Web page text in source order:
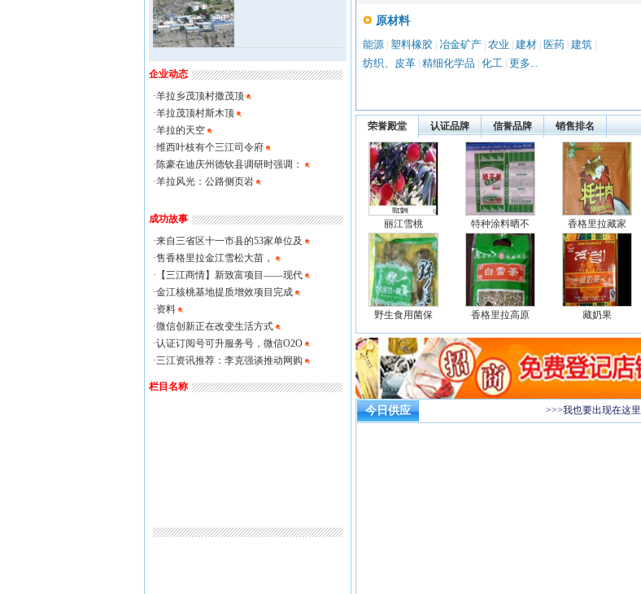
企业动态
·羊拉乡茂顶村撒茂顶
·羊拉茂顶村斯木顶
·羊拉的天空
·维西叶枝有个三江司令府
·陈豪在迪庆州德钦县调研时强调：
·羊拉风光：公路侧页岩
成功故事
·来自三省区十一市县的53家单位及
·售香格里拉金江雪松大苗，
· 【三江商情】新致富项目——现代
·金江核桃基地提质增效项目完成
·资料
·微信创新正在改变生活方式
·认证订阅号可升服务号，微信O2O
·三江资讯推荐：李克强谈推动网购
栏目名称
原材料
能源 塑料橡胶 冶金矿产 农业 建材 医药 建筑
纺织、皮革 精细化学品 化工 更多...
荣誉殿堂 认证品牌 信誉品牌 销售排名
丽江雪桃 特种涂料晒不 香格里拉藏家
野生食用菌保 香格里拉高原 藏奶果
今日供应 >>>我也要出现在这里